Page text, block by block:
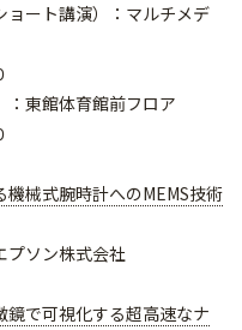
ト講演）：マルチメデ
館体育館前フロア
械式腕時計へのMEMS技術
ン株式会社
で可視化する超高速なナ